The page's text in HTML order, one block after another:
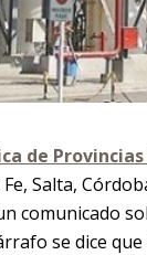
de
Salta,
comunicado
se dice que